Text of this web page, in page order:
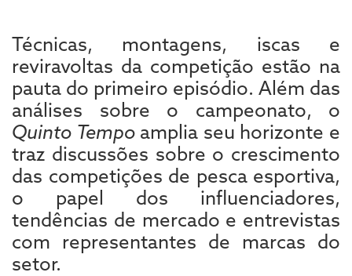
Técnicas, montagens, iscas e
reviravoltas da competição estão na
pauta do primeiro episódio. Além das
análises sobre o campeonato, o
Quinto Tempoamplia seu horizonte e
traz discussões sobre o crescimento
das competições de pesca esportiva,
o papel dos influenciadores,
tendências de mercado e entrevistas
com representantes de marcas do
setor.